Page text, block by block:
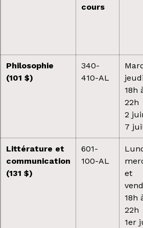
cours
Philosophie
(101 $)
340-
410-AL
jeudi
18h
22h
2
7
Littérature et
communication
(131 $)
601-
100-AL
et
18h
22h
1er